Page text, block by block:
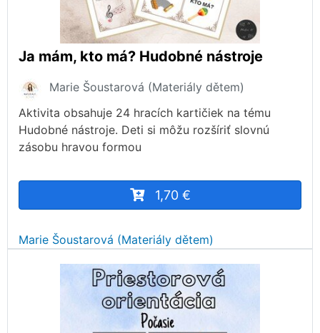
Ja mám, kto má? Hudobné nástroje
Marie Šoustarová (Materiály dětem)
Aktivita obsahuje 24 hracích kartičiek na tému
Hudobné nástroje. Deti si môžu rozšíriť slovnú
zásobu hravou formou
1,70 €
Marie Šoustarová (Materiály dětem)